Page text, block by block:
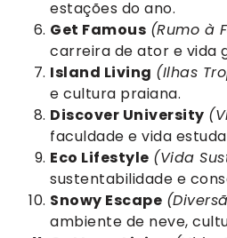
estações do ano.
Get Famous (Rumo à
carreira de ator e vida
Island Living (Ilhas
e cultura praiana.
Discover University
faculdade e vida
Eco Lifestyle (Vida
sustentabilidade e
Snowy Escape
ambiente de neve,